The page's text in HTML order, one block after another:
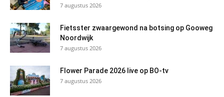
7 augustus 2026
Fietsster zwaargewond na botsing op Gooweg
Noordwijk
7 augustus 2026
Flower Parade 2026 live op BO-tv
7 augustus 2026